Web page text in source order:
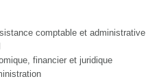
comptable et administrative
financier et juridique